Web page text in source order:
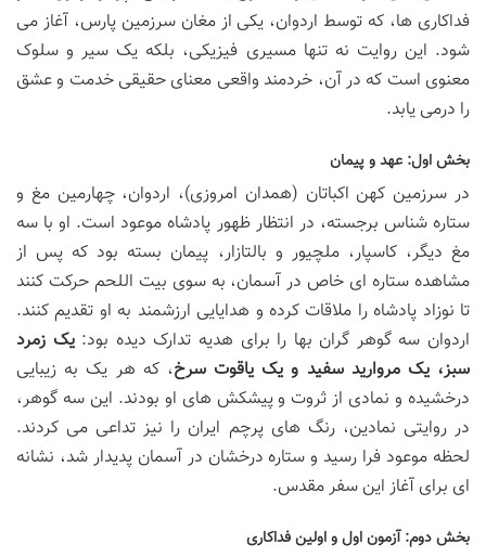
فداکاری ها، که توسط اردوان، یکی از مغان سرزمین پارس، آغاز می
شود. این روایت نه تنها مسیری فیزیکی، بلکه یک سیر و سلوک
معنوی است که در آن، خردمند واقعی معنای حقیقی خدمت و عشق
را درمی یابد.
بخش اول: عهد و پیمان
در سرزمین کهن اکباتان (همدان امروزی)، اردوان، چهارمین مغ و
ستاره شناس برجسته، در انتظار ظهور پادشاه موعود است. او با سه
مغ دیگر، کاسپار، ملچیور و بالتازار، پیمان بسته بود که پس از
مشاهده ستاره ای خاص در آسمان، به سوی بیت اللحم حرکت کنند
تا نوزاد پادشاه را ملاقات کرده و هدایایی ارزشمند به او تقدیم کنند.
اردوان سه گوهر گران بها را برای هدیه تدارک دیده بود:یک زمرد
سبز، یک مروارید سفید و یک یاقوت سرخ، که هر یک به زیبایی
درخشیده و نمادی از ثروت و پیشکش های او بودند. این سه گوهر،
در روایتی نمادین، رنگ های پرچم ایران را نیز تداعی می کردند.
لحظه موعود فرا رسید و ستاره درخشان در آسمان پدیدار شد، نشانه
ای برای آغاز این سفر مقدس.
بخش دوم: آزمون اول و اولین فداکاری